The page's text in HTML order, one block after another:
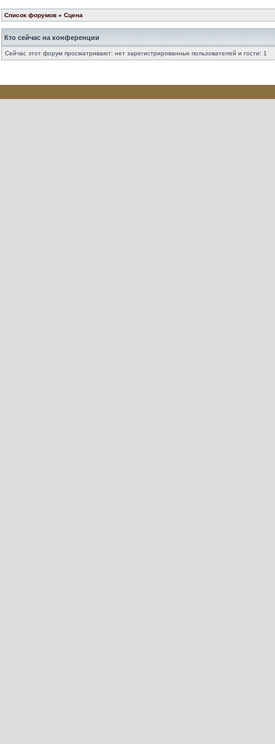
Список форумов » Сцена
Кто сейчас на конференции
Сейчас этот форум просматривают: нет зарегистрированных пользователей и гости: 1